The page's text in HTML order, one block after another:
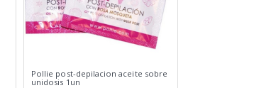
Pollie post-depilacion aceite sobre
unidosis 1un